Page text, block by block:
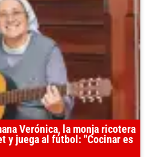
Verónica, la monja ricotera
y juega al fútbol: "Cocinar es